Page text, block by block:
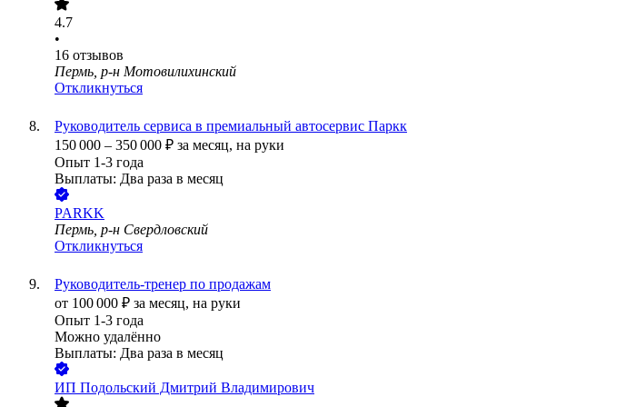
4.7
•
16 отзывов
Пермь, р-н Мотовилихинский
Откликнуться
Руководитель сервиса в премиальный автосервис Паркк
150 000 – 350 000 ₽ за месяц, на руки
Опыт 1-3 года
Выплаты: Два раза в месяц
PARKK
Пермь, р-н Свердловский
Откликнуться
Руководитель-тренер по продажам
от 100 000 ₽ за месяц, на руки
Опыт 1-3 года
Можно удалённо
Выплаты: Два раза в месяц
ИП Подольский Дмитрий Владимирович